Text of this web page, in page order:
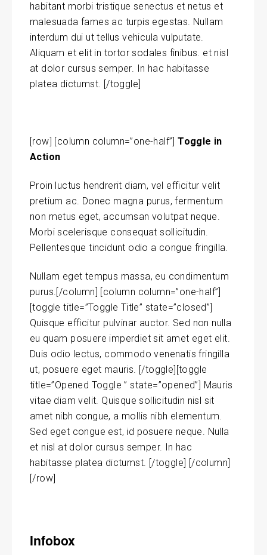
habitant morbi tristique senectus et netus et
malesuada fames ac turpis egestas. Nullam
interdum dui ut tellus vehicula vulputate.
Aliquam et elit in tortor sodales finibus. et nisl
at dolor cursus semper. In hac habitasse
platea dictumst. [/toggle]
[row] [column column=”one-half”]Toggle in
Action
Proin luctus hendrerit diam, vel efficitur velit
pretium ac. Donec magna purus, fermentum
non metus eget, accumsan volutpat neque.
Morbi scelerisque consequat sollicitudin.
Pellentesque tincidunt odio a congue fringilla.
Nullam eget tempus massa, eu condimentum
purus.[/column] [column column=”one-half”]
[toggle title=”Toggle Title” state=”closed”]
Quisque efficitur pulvinar auctor. Sed non nulla
eu quam posuere imperdiet sit amet eget elit.
Duis odio lectus, commodo venenatis fringilla
ut, posuere eget mauris. [/toggle][toggle
title=”Opened Toggle ” state=”opened”] Mauris
vitae diam velit. Quisque sollicitudin nisl sit
amet nibh congue, a mollis nibh elementum.
Sed eget congue est, id posuere neque. Nulla
et nisl at dolor cursus semper. In hac
habitasse platea dictumst. [/toggle] [/column]
[/row]
Infobox